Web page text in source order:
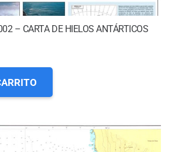
– CARTA DE HIELOS ANTÁRTICOS